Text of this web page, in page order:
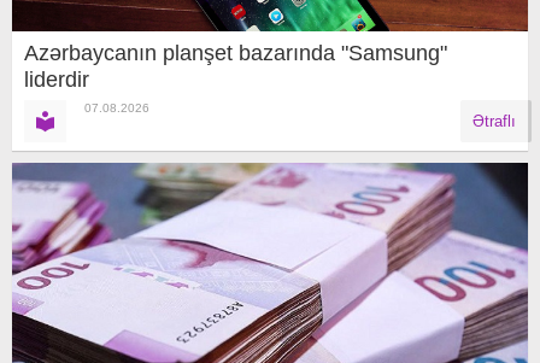
Azərbaycanın planşet bazarında "Samsung"
liderdir
07.08.2026
Ətraflı